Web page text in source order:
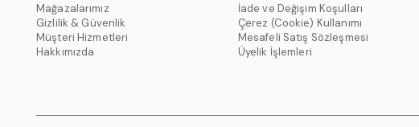
Mağazalarımız
Gizlilik & Güvenlik
Müşteri Hizmetleri
Hakkımızda
İade ve Değişim Koşulları
Çerez (Cookie) Kullanımı
Mesafeli Satış Sözleşmesi
Üyelik İşlemleri